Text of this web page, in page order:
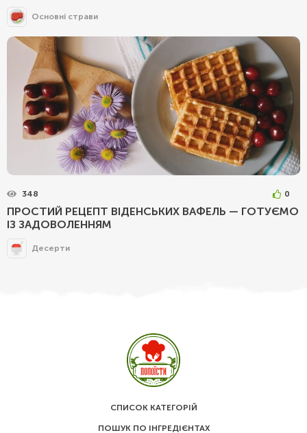
Основні страви
348 0
ПРОСТИЙ РЕЦЕПТ ВІДЕНСЬКИХ ВАФЕЛЬ — ГОТУЄМО
ІЗ ЗАДОВОЛЕННЯМ
Десерти
СПИСОК КАТЕГОРІЙ
ПОШУК ПО ІНГРЕДІЄНТАХ